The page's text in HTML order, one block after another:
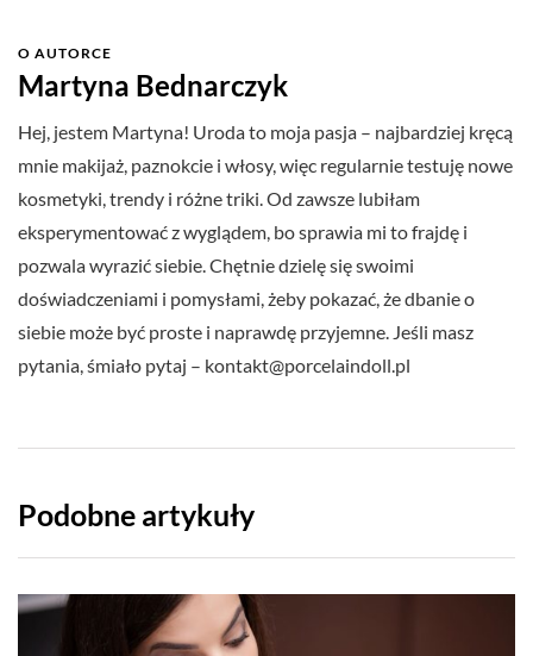
O AUTORCE
Martyna Bednarczyk
Hej, jestem Martyna! Uroda to moja pasja – najbardziej kręcą
mnie makijaż, paznokcie i włosy, więc regularnie testuję nowe
kosmetyki, trendy i różne triki. Od zawsze lubiłam
eksperymentować z wyglądem, bo sprawia mi to frajdę i
pozwala wyrazić siebie. Chętnie dzielę się swoimi
doświadczeniami i pomysłami, żeby pokazać, że dbanie o
siebie może być proste i naprawdę przyjemne. Jeśli masz
pytania, śmiało pytaj – kontakt@porcelaindoll.pl
Podobne artykuły